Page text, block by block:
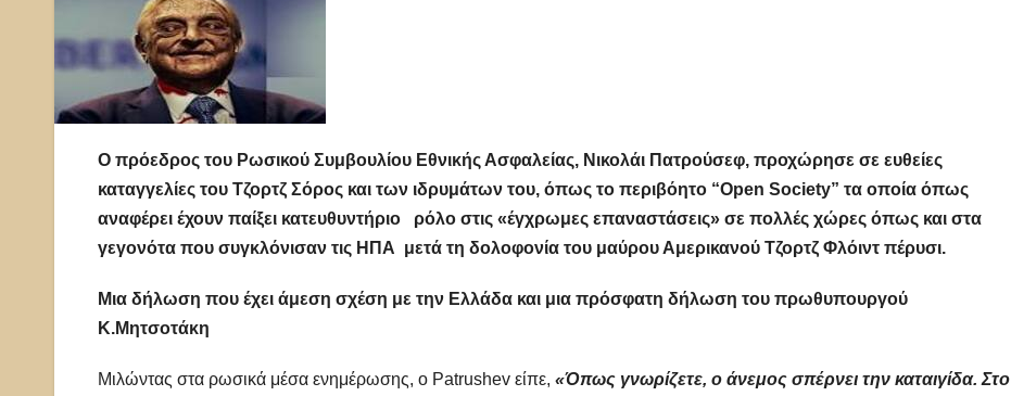
Ο πρόεδρος του Ρωσικού Συμβουλίου Εθνικής Ασφαλείας, Νικολάι Πατρούσεφ, προχώρησε σε ευθείες
καταγγελίες του Τζορτζ Σόρος και των ιδρυμάτων του, όπως το περιβόητο “Open Society” τα οποία όπως
αναφέρει έχουν παίξει κατευθυντήριο ρόλο στις «έγχρωμες επαναστάσεις» σε πολλές χώρες όπως και στα
γεγονότα που συγκλόνισαν τις ΗΠΑ μετά τη δολοφονία του μαύρου Αμερικανού Τζορτζ Φλόιντ πέρυσι.
Μια δήλωση που έχει άμεση σχέση με την Ελλάδα και μια πρόσφατη δήλωση του πρωθυπουργού
Κ.Μητσοτάκη
Μιλώντας στα ρωσικά μέσα ενημέρωσης, ο Patrushev είπε, «Όπως γνωρίζετε, ο άνεμος σπέρνει την καταιγίδα. Στο